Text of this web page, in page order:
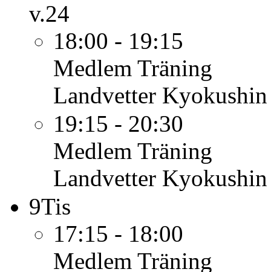
v.24
18:00 - 19:15
Medlem Träning
Landvetter
19:15 - 20:30
Medlem Träning
Landvetter
9Tis
17:15 - 18:00
Medlem Träning